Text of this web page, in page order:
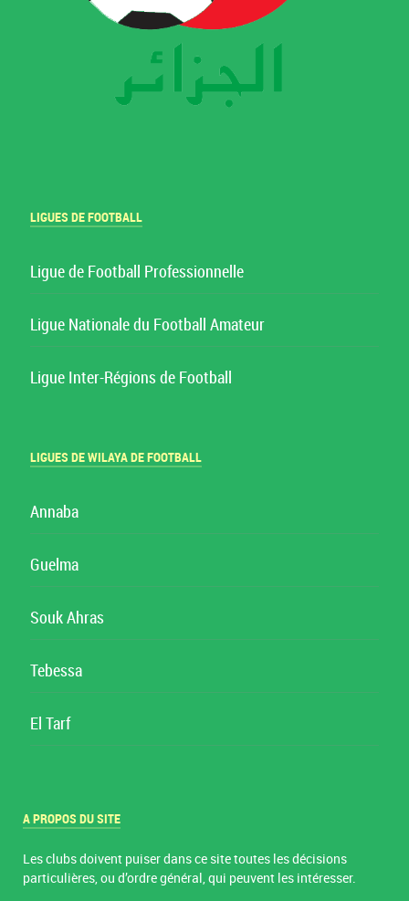
LIGUES DE FOOTBALL
Ligue de Football Professionnelle
Ligue Nationale du Football Amateur
Ligue Inter-Régions de Football
LIGUES DE WILAYA DE FOOTBALL
Annaba
Guelma
Souk Ahras
Tebessa
El Tarf
A PROPOS DU SITE
Les clubs doivent puiser dans ce site toutes les décisions
particulières, ou d’ordre général, qui peuvent les intéresser.